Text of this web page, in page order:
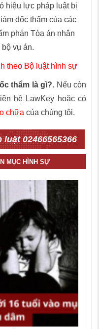
hiệu lực pháp luật bị
đốc thẩm của các
phán Tòa án nhân
vụ án.
theo Bộ luật hình sự
thẩm là gì?. Nếu còn
hệ LawKey hoặc có
chữa của chúng tôi.
02466565366
MỤC HÌNH SỰ